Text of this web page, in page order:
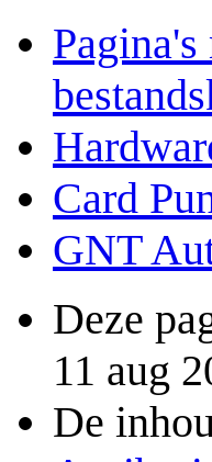
Card
GNT
Deze
11 aug
De